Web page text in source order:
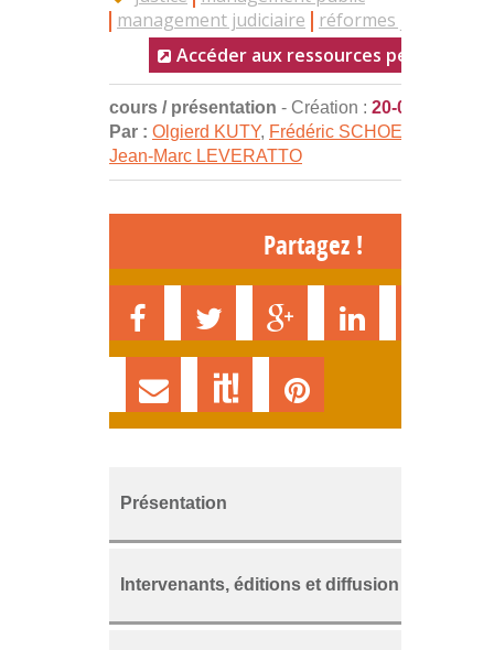
management judiciaire
réformes judiciaires
Accéder aux ressources
cours / présentation - Création : 20-04-2010
Par : Olgierd KUTY, Frédéric SCHOENAERS
Jean-Marc LEVERATTO
Partagez !
Présentation
Intervenants, éditions et diffusion